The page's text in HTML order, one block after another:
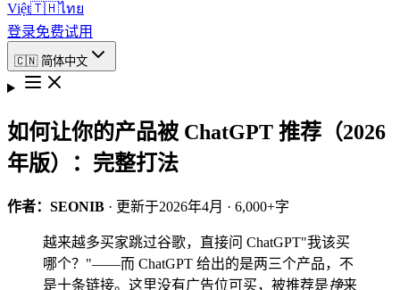
Việt🇹🇭ไทย
登录免费试用
🇨🇳 简体中文
如何让你的产品被 ChatGPT 推荐（2026
年版）：完整打法
作者：SEONIB · 更新于2026年4月 · 6,000+字
越来越多买家跳过谷歌，直接问 ChatGPT"我该买
哪个？"——而 ChatGPT 给出的是两三个产品，不
是十条链接。这里没有广告位可买，被推荐是挣来